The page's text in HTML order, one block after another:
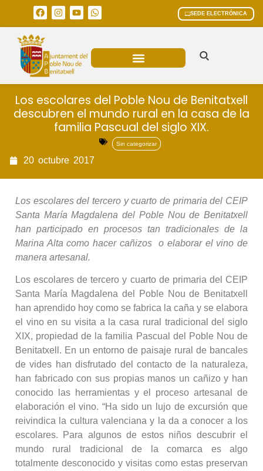
SEDE ELECTRÓNICA
Los escolares del Poble Nou de Benitatxell
descubren el mundo rural en la casa de la
familia Pascual del siglo XIX.
Sin categorizar
20 octubre 2017
Los escolares del tercero y cuarto de primaria del CEIP
Santa María Magdalena del Poble Nou de Benitatxell
han participado en procesos tan tradicionales de la
Marina Alta como hacer cañizos o elaborar el vino de
manera artesanal.
Los escolares de tercero y cuarto de primaria del CEIP
Santa María Magdalena del Poble Nou de Benitatxell
han aprendido hoy como se fabrica la caña y se elabora
el vino en su visita a la casa rural tradicional del siglo
XIX, propiedad de la familia Pascual del Poble Nou de
Benitatxell. En un entorno de paisaje rural de bancales
de vides han disfrutado del contacto de la naturaleza,
han fabricado con sus propias manos un cañizo y han
conocido las herramientas y el proceso artesanal de
elaboración el vino. “Ha sido un lujo de excursión que
reivindica la cultura valenciana y la da a conocer a los
escolares. Para algunos de estos niños descubrir el
mundo rural tradicional de la comarca es algo
totalmente desconocido y visitas como estas preservan